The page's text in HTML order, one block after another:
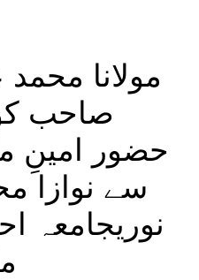
مولانا
صاحب
حضور امینِ
سے نوازا
نوریجامعہ